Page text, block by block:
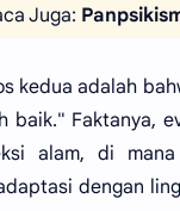
Juga:
kedua adalah
baik." Faktanya,
alam, di
dengan